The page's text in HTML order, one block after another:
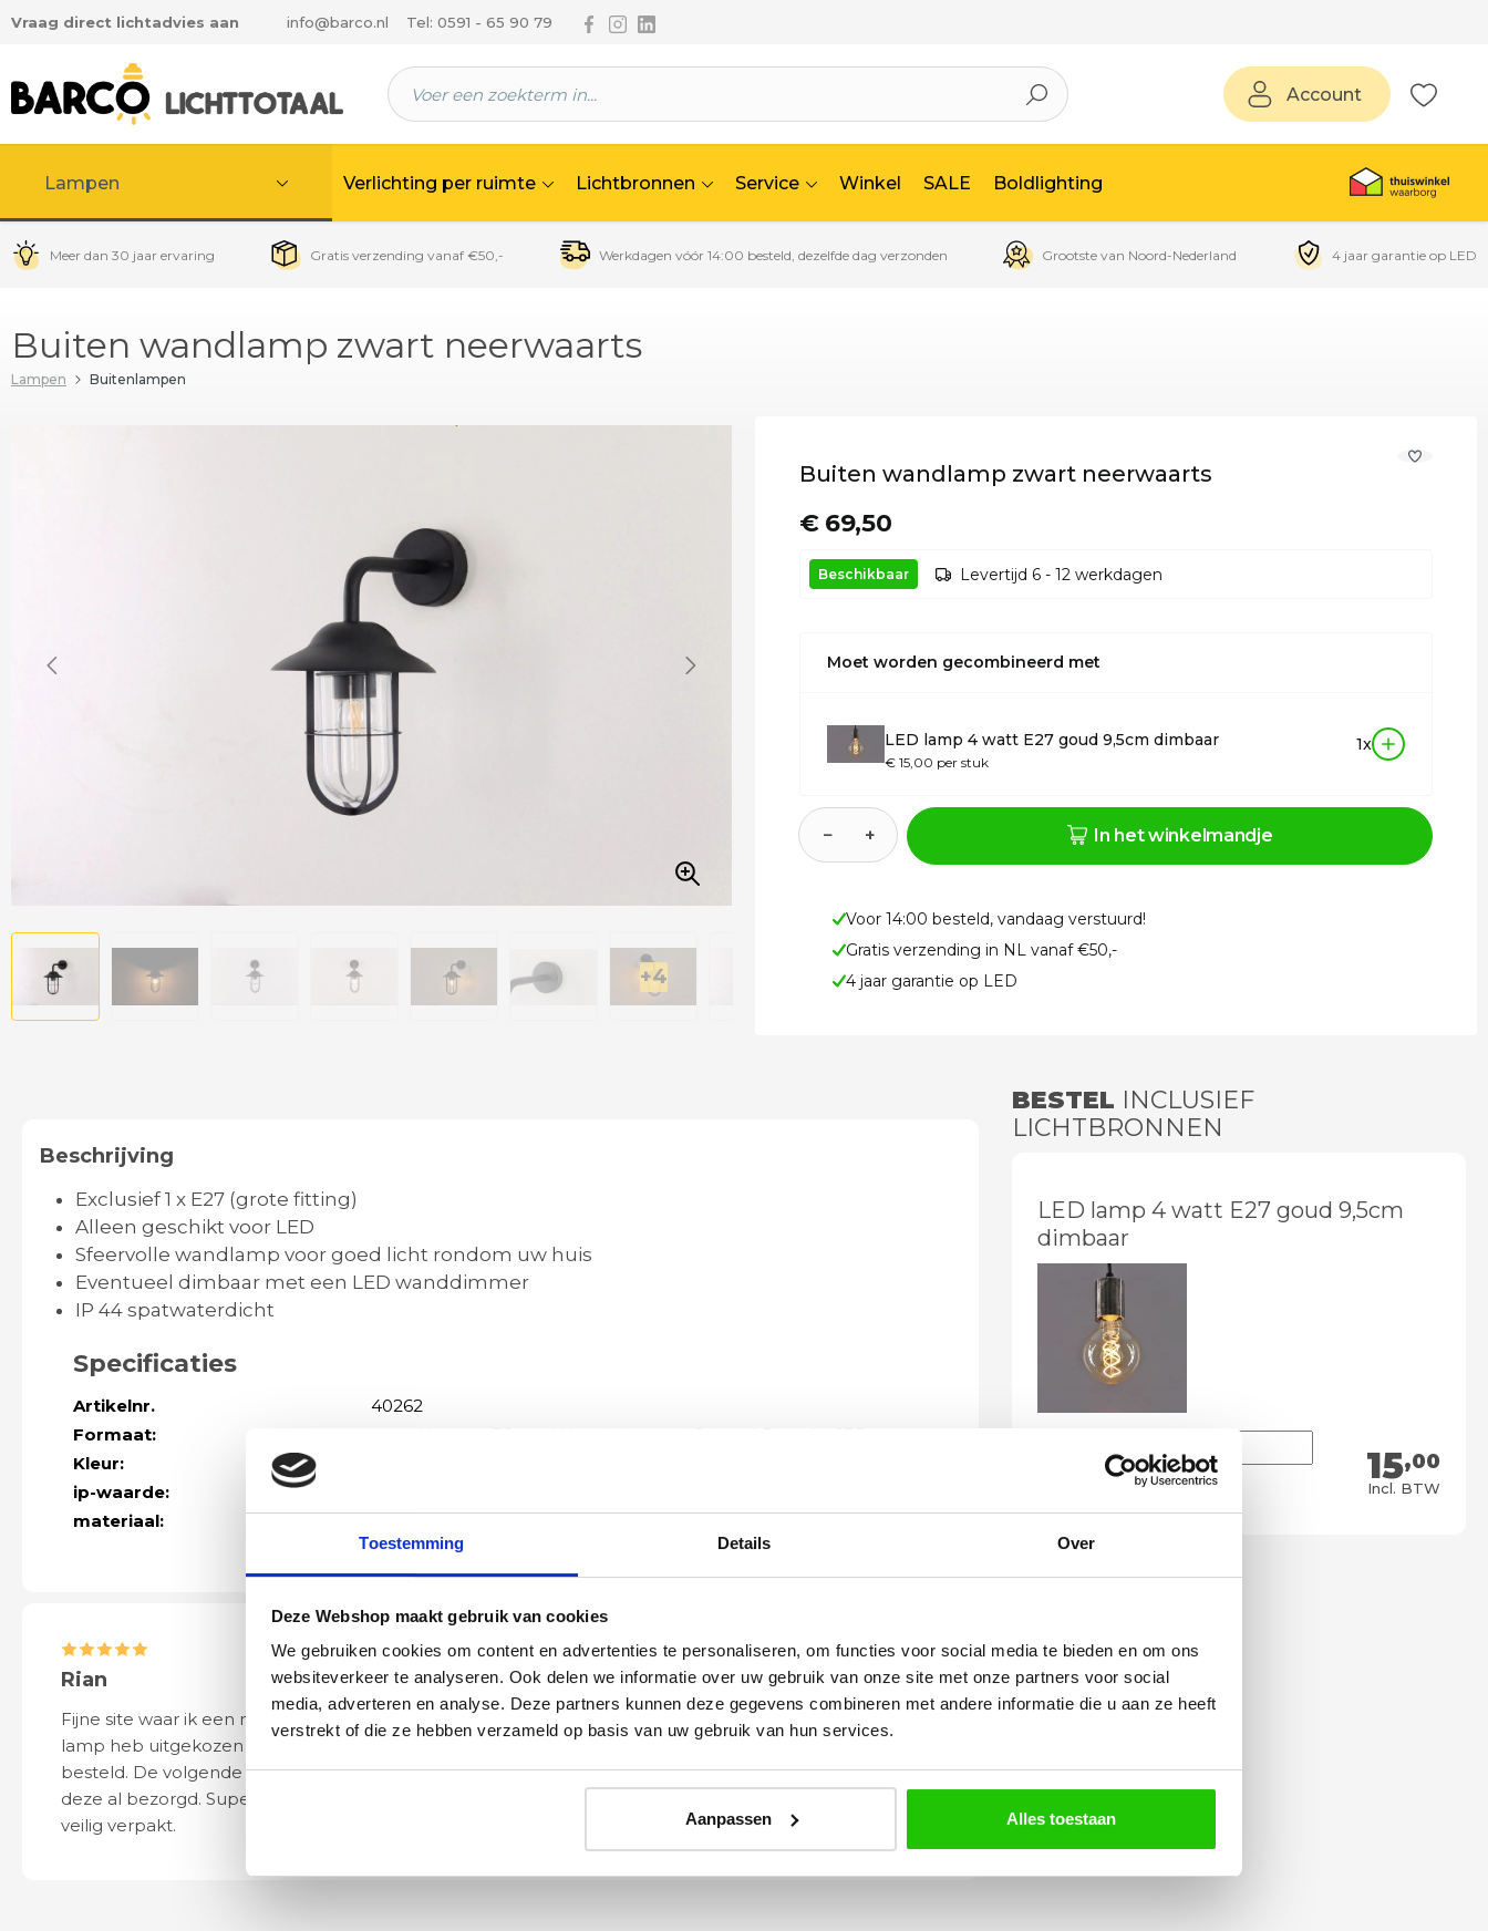
Toestemming Details Over
Deze Webshop maakt gebruik van cookies
We gebruiken cookies om content en advertenties te personaliseren, om functies voor social media te bieden en om ons
websiteverkeer te analyseren. Ook delen we informatie over uw gebruik van onze site met onze partners voor social
media, adverteren en analyse. Deze partners kunnen deze gegevens combineren met andere informatie die u aan ze heeft
verstrekt of die ze hebben verzameld op basis van uw gebruik van hun services.
Aanpassen Alles toestaan
hoofdinhoud
Vraag direct lichtadvies aan info@barco.nl Tel: 0591 - 65 90 79 Volg ons via Facebook
Volg ons via Instagram
Volg ons via Linkedin
Account
Lampen Verlichting per ruimte Lichtbronnen Service Winkel SALE Boldlighting
Meer dan 30 jaar ervaring Gratis verzending vanaf €50,- Werkdagen vóór 14:00 besteld, dezelfde dag verzonden Grootste van Noord-Nederland 4 jaar garantie op LED
Buiten wandlamp zwart neerwaarts
Lampen Buitenlampen
Buiten wandlamp zwart neerwaarts
€ 69,50
Beschikbaar Levertijd 6 - 12 werkdagen
Moet worden gecombineerd met
LED lamp 4 watt E27 goud 9,5cm dimbaar
€ 15,00 per stuk
1x
− + In het winkelmandje
Voor 14:00 besteld, vandaag verstuurd!
Gratis verzending in NL vanaf €50,-
4 jaar garantie op LED
Beschrijving
Exclusief 1 x E27 (grote fitting)
Alleen geschikt voor LED
Sfeervolle wandlamp voor goed licht rondom uw huis
Eventueel dimbaar met een LED wanddimmer
IP 44 spatwaterdicht
Specificaties
Artikelnr.
40262
Formaat:
Kleur:
ip-waarde:
materiaal:
aluminium
Rian
Fijne site waar ik een mooie
lamp heb uitgekozen en
besteld. De volgende dag werd
deze al bezorgd. Super netjes en
veilig verpakt.
Anne
Het bestellen, betalen en
leveren verliep vlot en volledig
naar wens. Het artikel is zeer
Yvonne
Wij hadden 2 lampen besteld
met totaal 11 mondgeblazen
kappen. Dit was zeer goed
verpakt geleverd. Wij bevelen dit
bedrijf zeker aan!
BESTEL INCLUSIEF
LICHTBRONNEN
LED lamp 4 watt E27 goud 9,5cm
dimbaar
15,00
Incl. BTW
Meebestellen